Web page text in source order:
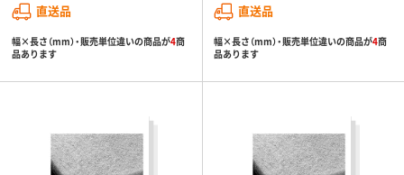
直送品
幅×長さ（mm）・販売単位違いの商品が4商
品あります
直送品
幅×長さ（mm）・販売単位違いの商品が4商
品あります